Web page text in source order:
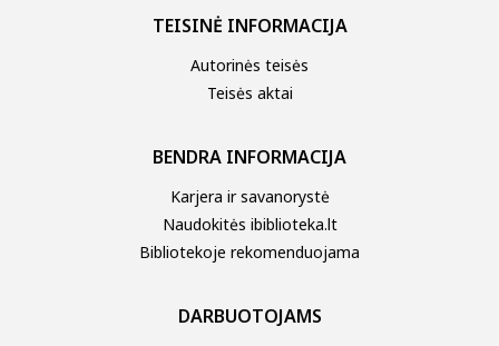
TEISINĖ INFORMACIJA
Autorinės teisės
Teisės aktai
BENDRA INFORMACIJA
Karjera ir savanorystė
Naudokitės ibiblioteka.lt
Bibliotekoje rekomenduojama
DARBUOTOJAMS